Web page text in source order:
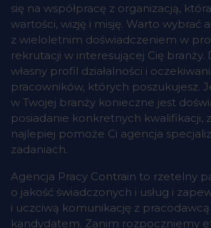
się na współpracę z organizacją,
wartości, wizję i misję. Warto wybrać
z wieloletnim doświadczeniem w
rekrutacji w interesującej Cię branży.
własny profil działalności i
pracowników, których poszukujesz.
w Twojej branży konieczne jest
posiadanie konkretnych kwalifikacji,
najlepiej pomoże Ci agencja
zadaniach.
Agencja Pracy Contrain to rzetelny
o jakość świadczonych i usług i
i uczciwą komunikację z pracodawcą
kandydatem. Zanim rozpoczniemy